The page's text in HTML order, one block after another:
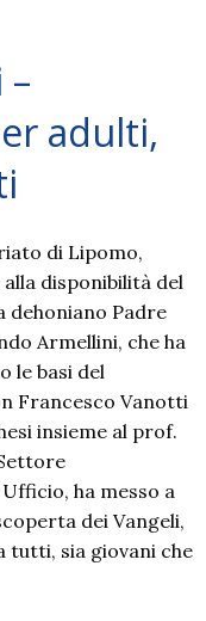
adulti,
di Lipomo,
disponibilità del
dehoniano Padre
Armellini, che ha
le basi del
Francesco Vanotti
insieme al prof.
ha messo a
dei Vangeli,
tutti, sia giovani che